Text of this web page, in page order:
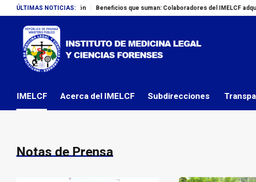
ÚLTIMAS NOTICIAS:
Beneficios que suman: Colaboradores del IMELCF adquieren canasta
IMELCF Acerca del IMELCF Subdirecciones
Notas de Prensa